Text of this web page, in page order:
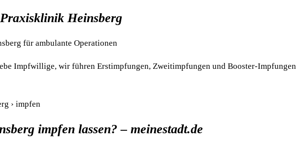
Heinsberg
für ambulante Operationen
Impfwillige, wir führen Erstimpfungen, Zweitimpfungen und Booster-Impfungen
› impfen
impfen lassen? – meinestadt.de